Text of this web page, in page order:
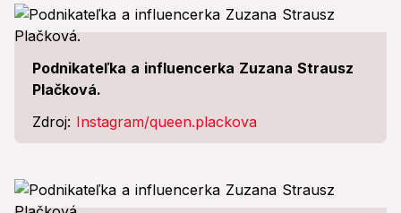
Podnikateľka a influencerka Zuzana Strausz
Plačková.
Zdroj: Instagram/queen.plackova